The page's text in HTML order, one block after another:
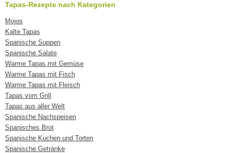
Tapas-Rezepte nach Kategorien
Mojos
Kalte Tapas
Spanische Suppen
Spanische Salate
Warme Tapas mit Gemüse
Warme Tapas mit Fisch
Warme Tapas mit Fleisch
Tapas vom Grill
Tapas aus aller Welt
Spanische Nachspeisen
Spanisches Brot
Spanische Kuchen und Torten
Spanische Getränke